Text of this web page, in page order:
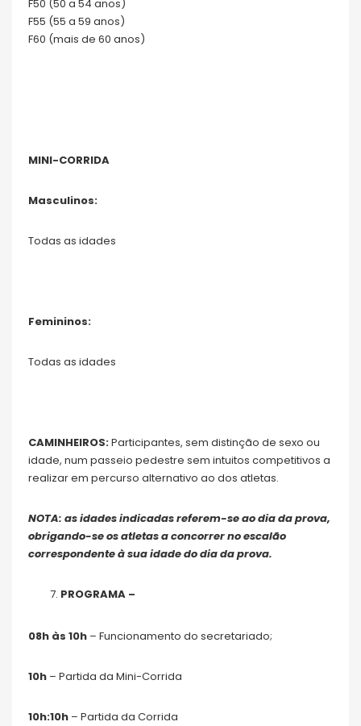
F50 (50 a 54 anos)
F55 (55 a 59 anos)
F60 (mais de 60 anos)
MINI-CORRIDA
Masculinos:
Todas as idades
Femininos:
Todas as idades
CAMINHEIROS:Participantes, sem distinção de sexo ou
idade, num passeio pedestre sem intuitos competitivos a
realizar em percurso alternativo ao dos atletas.
NOTA: as idades indicadas referem-se ao dia da prova,
obrigando-se os atletas a concorrer no escalão
correspondente à sua idade do dia da prova.
PROGRAMA –
08h às 10h – Funcionamento do secretariado;
10h – Partida da Mini-Corrida
10h:10h – Partida da Corrida